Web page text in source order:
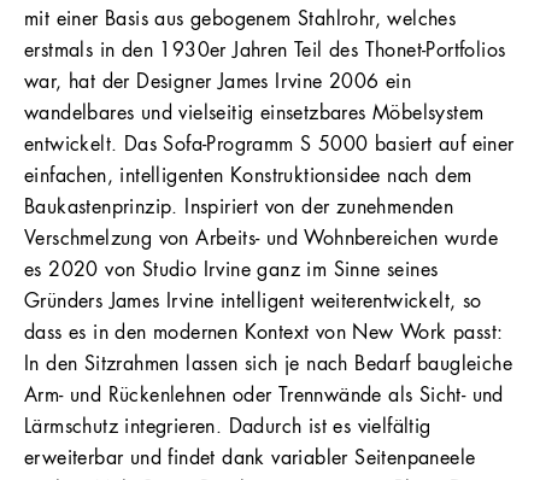
mit einer Basis aus gebogenem Stahlrohr, welches
erstmals in den 1930er Jahren Teil des Thonet-Portfolios
war, hat der Designer James Irvine 2006 ein
wandelbares und vielseitig einsetzbares Möbelsystem
entwickelt. Das Sofa-Programm S 5000 basiert auf einer
einfachen, intelligenten Konstruktionsidee nach dem
Baukastenprinzip. Inspiriert von der zunehmenden
Verschmelzung von Arbeits- und Wohnbereichen wurde
es 2020 von Studio Irvine ganz im Sinne seines
Gründers James Irvine intelligent weiterentwickelt, so
dass es in den modernen Kontext von New Work passt:
In den Sitzrahmen lassen sich je nach Bedarf baugleiche
Arm- und Rückenlehnen oder Trennwände als Sicht- und
Lärmschutz integrieren. Dadurch ist es vielfältig
erweiterbar und findet dank variabler Seitenpaneele